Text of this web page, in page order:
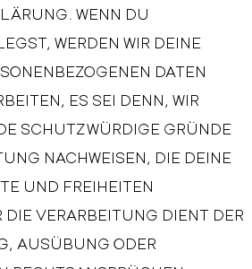
WENN DU
WERDEN WIR DEINE
DATEN
ES SEI DENN, WIR
SCHUTZWÜRDIGE GRÜNDE
NACHWEISEN, DIE DEINE
UND FREIHEITEN
DIE VERARBEITUNG DIENT DER
AUSÜBUNG ODER